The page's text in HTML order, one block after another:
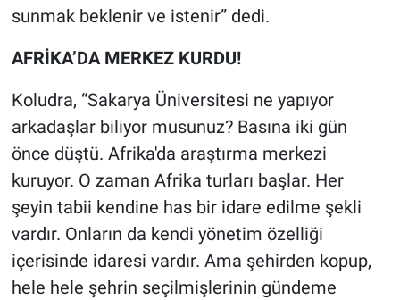
sunmak beklenir ve istenir” dedi.
AFRİKA’DA MERKEZ KURDU!
Koludra, “Sakarya Üniversitesi ne yapıyor
arkadaşlar biliyor musunuz? Basına iki gün
önce düştü. Afrika'da araştırma merkezi
kuruyor. O zaman Afrika turları başlar. Her
şeyin tabii kendine has bir idare edilme şekli
vardır. Onların da kendi yönetim özelliği
içerisinde idaresi vardır. Ama şehirden kopup,
hele hele şehrin seçilmişlerinin gündeme